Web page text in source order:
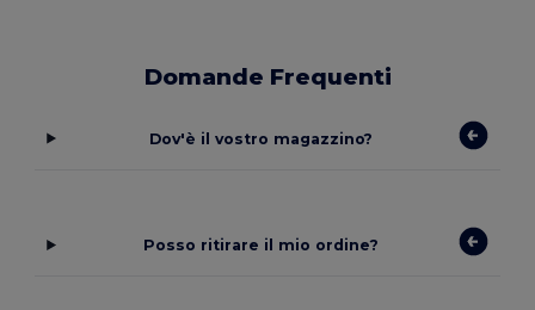
Domande Frequenti
Dov'è il vostro magazzino?
Posso ritirare il mio ordine?